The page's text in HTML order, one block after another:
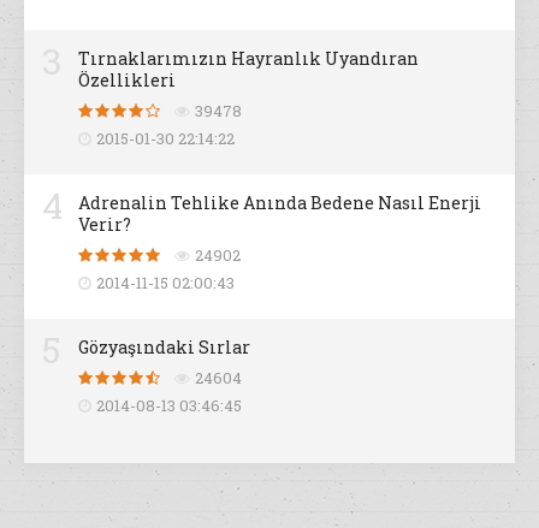
Tırnaklarımızın Hayranlık Uyandıran
Özellikleri
39478
2015-01-30 22:14:22
4
Adrenalin Tehlike Anında Bedene Nasıl Enerji
Verir?
24902
2014-11-15 02:00:43
Gözyaşındaki Sırlar
24604
2014-08-13 03:46:45